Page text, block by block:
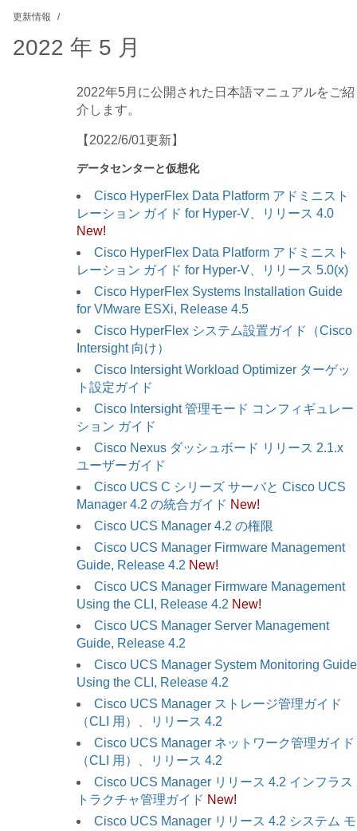
更新情報
2022 年 5 月
2022年5月に公開された日本語マニュアルをご紹
介します。
【2022/6/01更新】
データセンターと仮想化
Cisco HyperFlex Data Platform アドミニスト
レーション ガイド for Hyper-V、リリース 4.0
New!
Cisco HyperFlex Data Platform アドミニスト
レーション ガイド for Hyper-V、リリース 5.0(x)
Cisco HyperFlex Systems Installation Guide
for VMware ESXi, Release 4.5
Cisco HyperFlex システム設置ガイド（Cisco
Intersight 向け）
Cisco Intersight Workload Optimizer ターゲッ
ト設定ガイド
Cisco Intersight 管理モード コンフィギュレー
ション ガイド
Cisco Nexus ダッシュボード リリース 2.1.x
ユーザーガイド
Cisco UCS C シリーズ サーバと Cisco UCS
Manager 4.2 の統合ガイド New!
Cisco UCS Manager 4.2 の権限
Cisco UCS Manager Firmware Management
Guide, Release 4.2 New!
Cisco UCS Manager Firmware Management
Using the CLI, Release 4.2 New!
Cisco UCS Manager Server Management
Guide, Release 4.2
Cisco UCS Manager System Monitoring Guide
Using the CLI, Release 4.2
Cisco UCS Manager ストレージ管理ガイド
（CLI 用）、リリース 4.2
Cisco UCS Manager ネットワーク管理ガイド
（CLI 用）、リリース 4.2
Cisco UCS Manager リリース 4.2 インフラス
トラクチャ管理ガイド New!
Cisco UCS Manager リリース 4.2 システム モ